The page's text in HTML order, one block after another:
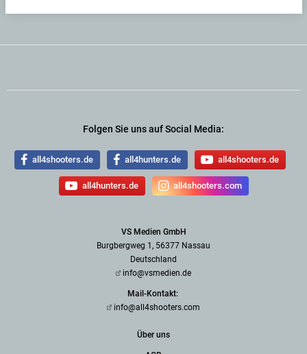
Folgen Sie uns auf Social Media:
all4shooters.de all4hunters.de all4shooters.de
all4hunters.de all4shooters.com
VS Medien GmbH
Burgbergweg 1, 56377 Nassau
Deutschland
info@vsmedien.de
Mail-Kontakt:
info@all4shooters.com
Über uns